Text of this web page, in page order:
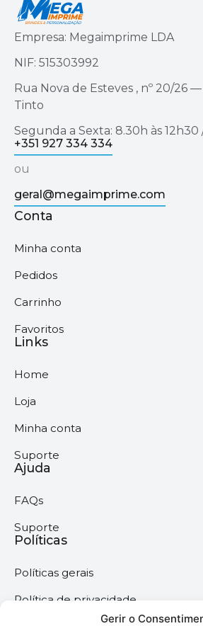
Gerir o
Empresa: Megaimprime LDA
NIF: 515303992
Rua Nova de Esteves , nº 20/26
Tinto
Segunda a Sexta: 8.30h às 12h30
+351 927 334 334
ou
geral@megaimprime.com
Conta
Minha conta
Pedidos
Carrinho
Favoritos
Links
Home
Loja
Minha conta
Suporte
Ajuda
FAQs
Suporte
Políticas
Políticas gerais
Política de privacidade